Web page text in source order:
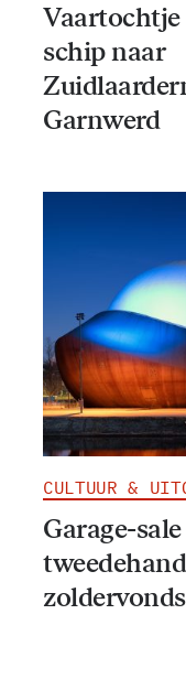
schip naar
Garnwerd
CULTUUR &
Garage-